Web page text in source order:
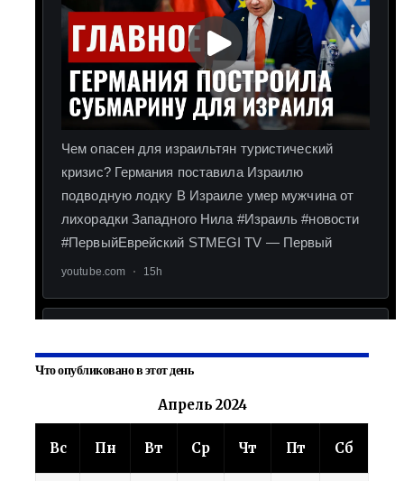
Что опубликовано в этот день
Апрель 2024
Вс Пн Вт Ср Чт Пт Сб